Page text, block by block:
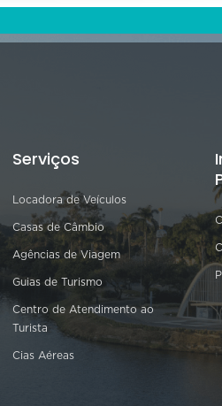
Serviços
Locadora de Veículos
Casas de Câmbio
Agências de Viagem
Guias de Turismo
Centro de Atendimento ao
Turista
Cias Aéreas